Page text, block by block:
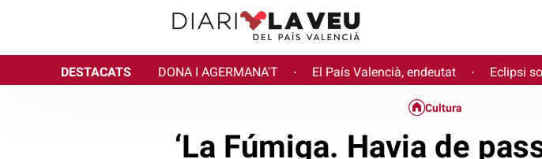
DESTACATS DONA I AGERMANA'T · El País Valencià, endeutat · Eclipsi
Cultura
‘La Fúmiga. Havia de